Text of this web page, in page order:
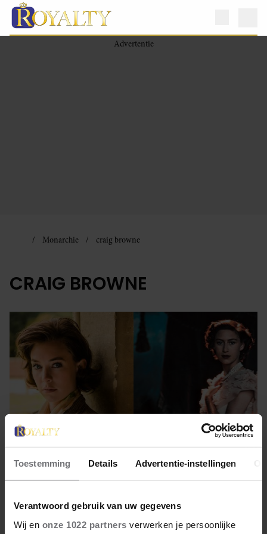
Toestemming Details Advertentie-instellingen
Verantwoord gebruik van uw gegevens
Wij en onze 1022 partners verwerken je persoonlijke
Monarchie craig browne
CRAIG BROWNE
ZOON MARGARET REDT EER